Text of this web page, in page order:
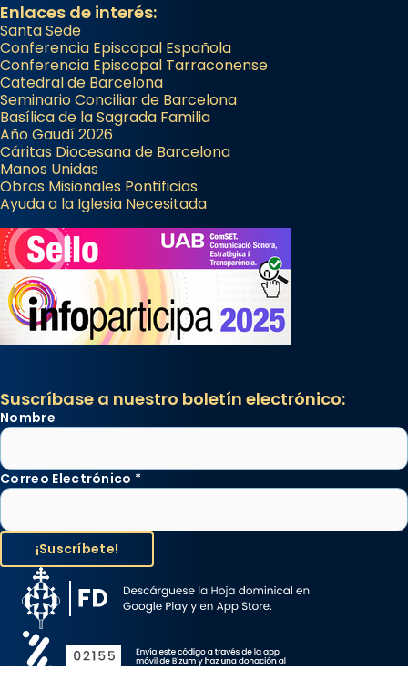
Enlaces de interés:
Santa Sede
Conferencia Episcopal Española
Conferencia Episcopal Tarraconense
Catedral de Barcelona
Seminario Conciliar de Barcelona
Basílica de la Sagrada Familia
Año Gaudí 2026
Cáritas Diocesana de Barcelona
Manos Unidas
Obras Misionales Pontificias
Ayuda a la Iglesia Necesitada
Suscríbase a nuestro boletín electrónico:
Nombre
Correo Electrónico *